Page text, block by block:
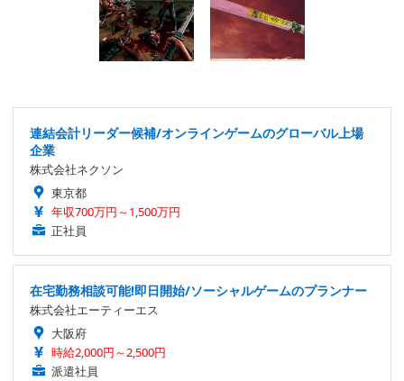
連結会計リーダー候補/オンラインゲームのグローバル上場
企業
株式会社ネクソン
東京都
年収700万円～1,500万円
正社員
在宅勤務相談可能!即日開始/ソーシャルゲームのプランナー
株式会社エーティーエス
大阪府
時給2,000円～2,500円
派遣社員